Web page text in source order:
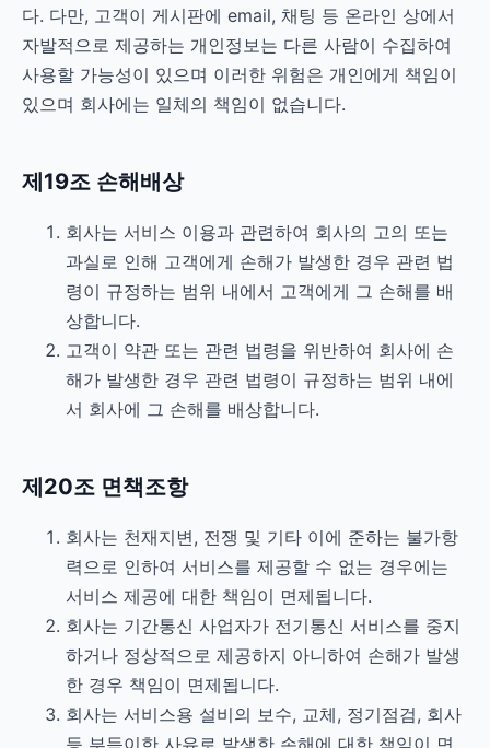
다. 다만, 고객이 게시판에 email, 채팅 등 온라인 상에서
자발적으로 제공하는 개인정보는 다른 사람이 수집하여
사용할 가능성이 있으며 이러한 위험은 개인에게 책임이
있으며 회사에는 일체의 책임이 없습니다.
제19조 손해배상
회사는 서비스 이용과 관련하여 회사의 고의 또는
과실로 인해 고객에게 손해가 발생한 경우 관련 법
령이 규정하는 범위 내에서 고객에게 그 손해를 배
상합니다.
고객이 약관 또는 관련 법령을 위반하여 회사에 손
해가 발생한 경우 관련 법령이 규정하는 범위 내에
서 회사에 그 손해를 배상합니다.
제20조 면책조항
회사는 천재지변, 전쟁 및 기타 이에 준하는 불가항
력으로 인하여 서비스를 제공할 수 없는 경우에는
서비스 제공에 대한 책임이 면제됩니다.
회사는 기간통신 사업자가 전기통신 서비스를 중지
하거나 정상적으로 제공하지 아니하여 손해가 발생
한 경우 책임이 면제됩니다.
회사는 서비스용 설비의 보수, 교체, 정기점검, 회사